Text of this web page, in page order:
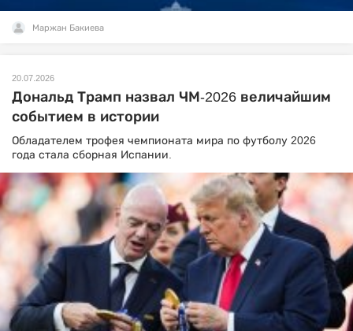
Маржан Бакиева
20.07.2026
Дональд Трамп назвал ЧМ-2026 величайшим
событием в истории
Обладателем трофея чемпионата мира по футболу 2026
года стала сборная Испании.